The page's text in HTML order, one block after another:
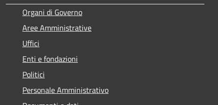
Organi di Governo
Aree Amministrative
Uffici
Enti e fondazioni
Politici
Personale Amministrativo